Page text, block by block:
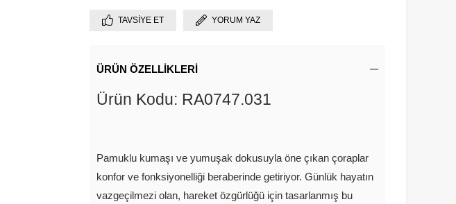
TAVSIYE ET YORUM YAZ
ÜRÜN ÖZELLIKLERI
Ürün Kodu: RA0747.031
Pamuklu kumaşı ve yumuşak dokusuyla öne çıkan çoraplar
konfor ve fonksiyonelliği beraberinde getiriyor. Günlük hayatın
vazgeçilmezi olan, hareket özgürlüğü için tasarlanmış bu